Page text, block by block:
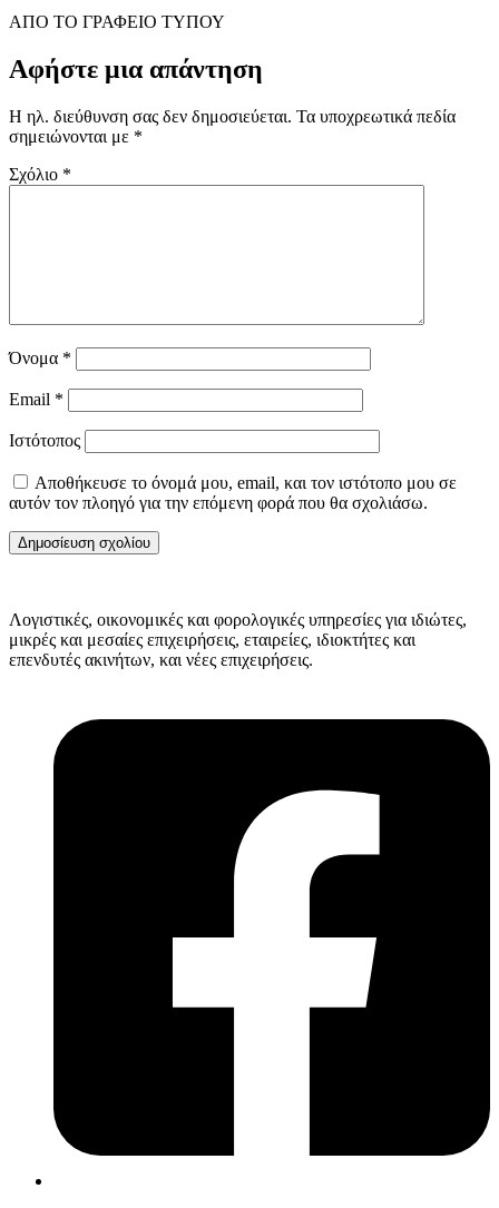
ΑΠΟ ΤΟ ΓΡΑΦΕΙΟ ΤΥΠΟΥ
Αφήστε μια απάντηση
Η ηλ. διεύθυνση σας δεν δημοσιεύεται. Τα υποχρεωτικά πεδία
σημειώνονται με *
Σχόλιο *
Όνομα *
Email *
Ιστότοπος
Αποθήκευσε το όνομά μου, email, και τον ιστότοπο μου σε
αυτόν τον πλοηγό για την επόμενη φορά που θα σχολιάσω.
Λογιστικές, οικονομικές και φορολογικές υπηρεσίες για ιδιώτες,
μικρές και μεσαίες επιχειρήσεις, εταιρείες, ιδιοκτήτες και
επενδυτές ακινήτων, και νέες επιχειρήσεις.